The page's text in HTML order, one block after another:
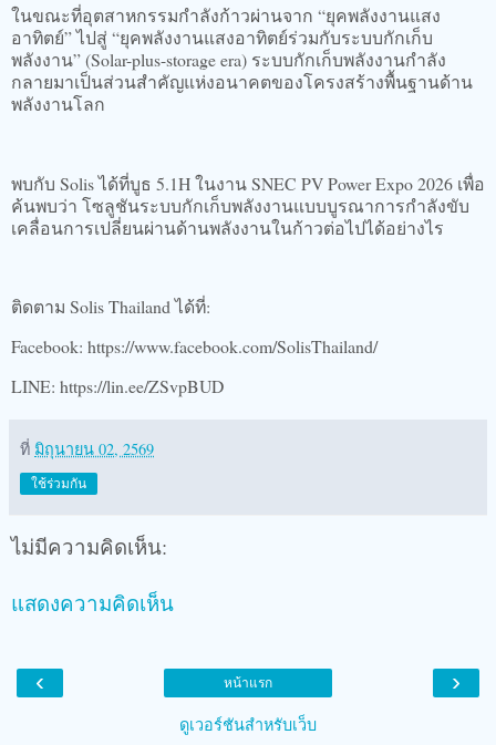
ในขณะที่อุตสาหกรรมกำลังก้าวผ่านจาก “ยุคพลังงานแสง
อาทิตย์” ไปสู่ “ยุคพลังงานแสงอาทิตย์ร่วมกับระบบกักเก็บ
พลังงาน” (Solar-plus-storage era) ระบบกักเก็บพลังงานกำลัง
กลายมาเป็นส่วนสำคัญแห่งอนาคตของโครงสร้างพื้นฐานด้าน
พลังงานโลก
พบกับ Solis ได้ที่บูธ 5.1H ในงาน SNEC PV Power Expo 2026 เพื่อ
ค้นพบว่า โซลูชันระบบกักเก็บพลังงานแบบบูรณาการกำลังขับ
เคลื่อนการเปลี่ยนผ่านด้านพลังงานในก้าวต่อไปได้อย่างไร
ติดตาม Solis Thailand ได้ที่:
Facebook: https://www.facebook.com/SolisThailand/
LINE: https://lin.ee/ZSvpBUD
ที่ มิถุนายน 02, 2569
ใช้ร่วมกัน
ไม่มีความคิดเห็น:
แสดงความคิดเห็น
‹ ›
หน้าแรก
ดูเวอร์ชันสำหรับเว็บ